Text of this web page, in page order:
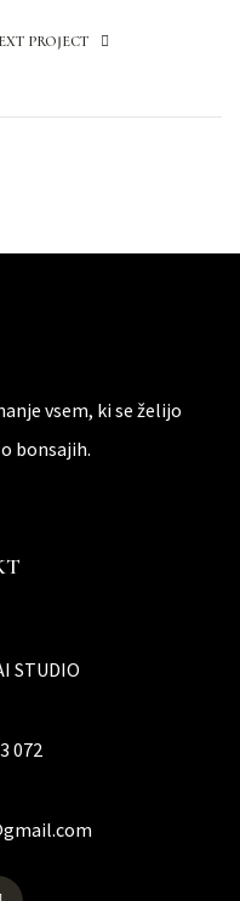
PROJECT
vsem, ki se želijo
bonsajih.
STUDIO
072